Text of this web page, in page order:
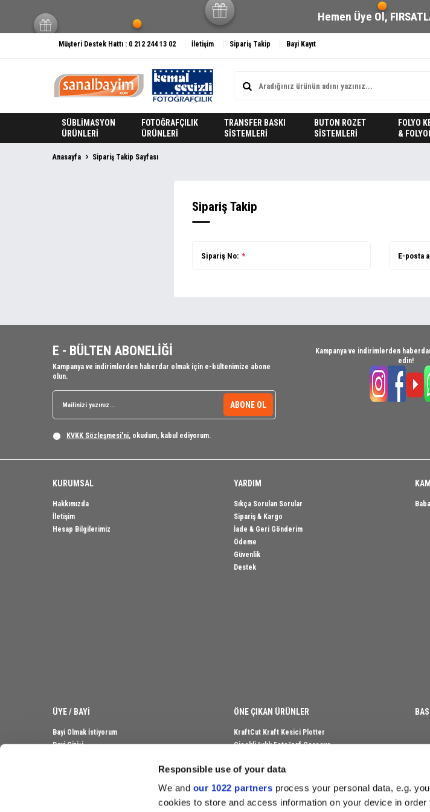
Responsible use of your data
We and our 1022 partners process your personal data, e.g.
cookies to store and access information on your device in
Hemen Üye Ol,
Müşteri Destek Hattı : 0 212 244 13 02 İletişim Sipariş Takip Bayi Kayıt
SÜBLİMASYON
ÜRÜNLERİ
FOTOĞRAFÇILIK
ÜRÜNLERİ
TRANSFER BASKI
SİSTEMLERİ
BUTON ROZET
SİSTEMLERİ
FOLYO
&
Anasayfa Sipariş Takip Sayfası
Sipariş Takip
Sipariş No: * E-posta
E - BÜLTEN ABONELİĞİ
Kampanya ve indirimlerden haberdar olmak için e-bültenimize abone
olun.
ABONE OL
KVKK Sözleşmesi'ni, okudum, kabul ediyorum.
Kampanya ve indirimlerden
edin!
KURUMSAL
Hakkımızda
İletişim
Hesap Bilgilerimiz
YARDIM
Sıkça Sorulan Sorular
Sipariş & Kargo
İade & Geri Gönderim
Ödeme
Güvenlik
Destek
ÜYE / BAYİ
Bayi Olmak İstiyorum
Bayi Girişi
ÖNE ÇIKAN ÜRÜNLER
KraftCut Kraft Kesici Plotter
Çiçekli Işıklı Fotoğraf Çerçeve
Bebek Magnet Fotoğraf Çerçevesi
Sublimasyon Beyaz Kupa
Kadife Albüm Plaket Kutusu
Kişiye Özel Yılın Oskarı Ödülü